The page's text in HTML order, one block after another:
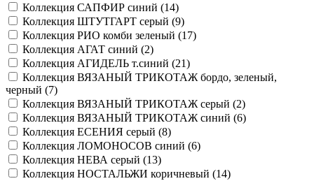
Коллекция САПФИР синий (14)
Коллекция ШТУТГАРТ серый (9)
Коллекция РИО комби зеленый (17)
Коллекция АГАТ синий (2)
Коллекция АГИДЕЛЬ т.синий (21)
Коллекция ВЯЗАНЫЙ ТРИКОТАЖ бордо, зеленый,
черный (7)
Коллекция ВЯЗАНЫЙ ТРИКОТАЖ серый (2)
Коллекция ВЯЗАНЫЙ ТРИКОТАЖ синий (6)
Коллекция ЕСЕНИЯ серый (8)
Коллекция ЛОМОНОСОВ синий (6)
Коллекция НЕВА серый (13)
Коллекция НОСТАЛЬЖИ коричневый (14)